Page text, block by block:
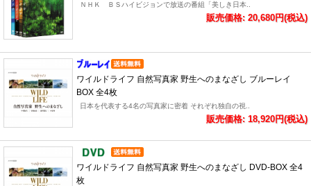
ＮＨＫ ＢＳハイビジョンで放送の番組「美しき日本..
販売価格: 20,680円(税込)
ワイルドライフ 自然写真家 野生へのまなざし ブルーレイ
BOX 全4枚
日本を代表する4名の写真家に密着 それぞれ独自の視..
販売価格: 18,920円(税込)
ワイルドライフ 自然写真家 野生へのまなざし DVD-BOX 全4
枚